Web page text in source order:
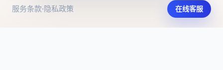
服务条款·隐私政策 在线客服